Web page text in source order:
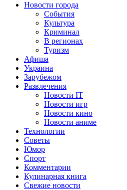
Новости города
События
Культура
Криминал
В регионах
Туризм
Афиша
Украина
Зарубежом
Развлечения
Новости IT
Новости игр
Новости кино
Новости аниме
Технологии
Советы
Юмор
Спорт
Комментарии
Кулинарная книга
Свежие новости